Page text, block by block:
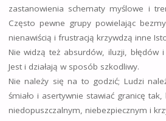
zastanowienia schematy myślowe i
Często pewne grupy powielając
nienawiścią i frustracją krzywdzą inne
Nie widzą też absurdów, iluzji, błędów i
Jest i działają w sposób szkodliwy.
Nie należy się na to godzić; Ludzi
śmiało i asertywnie stawiać granicę
niedopuszczalnym, niebezpiecznym i